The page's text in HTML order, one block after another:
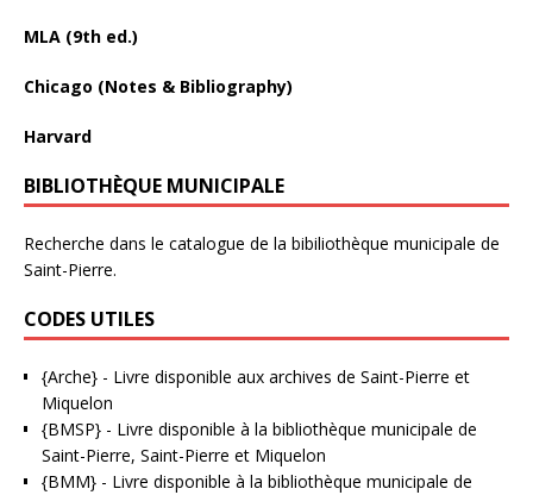
MLA (9th ed.)
Chicago (Notes & Bibliography)
Harvard
BIBLIOTHÈQUE MUNICIPALE
Recherche dans le catalogue de la bibiliothèque municipale de
Saint-Pierre.
CODES UTILES
{Arche} - Livre disponible aux archives de Saint-Pierre et
Miquelon
{BMSP} - Livre disponible à la bibliothèque municipale de
Saint-Pierre, Saint-Pierre et Miquelon
{BMM} - Livre disponible à la bibliothèque municipale de